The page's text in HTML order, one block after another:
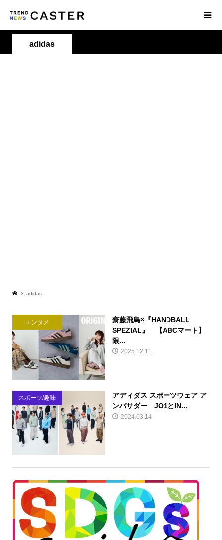
adidas
adidas
エンタメ
齋藤飛鳥×『HANDBALL
SPEZIAL』 【ABCマート】
限...
2025.12.11
スポーツ/趣味
アディダス スポーツウェア ア
ンバサダー JO1とIN...
2024.03.14